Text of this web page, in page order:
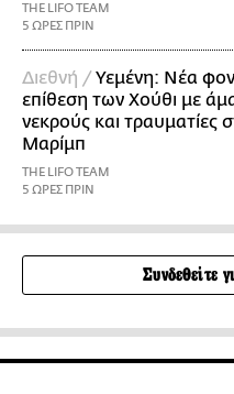
THE LIFO TEAM
5 ΩΡΕΣ ΠΡΙΝ
Διεθνή / Υεμένη: Νέα
επίθεση των Χούθι με
νεκρούς και τραυματίες
Μαρίμπ
THE LIFO TEAM
5 ΩΡΕΣ ΠΡΙΝ
Συνδεθείτε